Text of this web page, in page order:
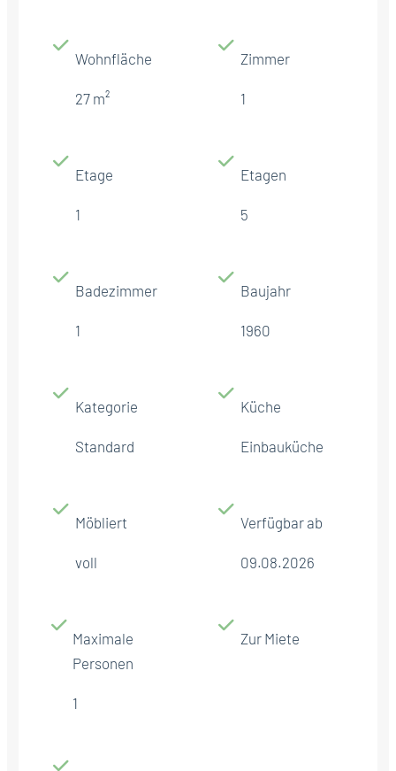
Wohnfläche
27 m²
Zimmer
1
Etage
1
Etagen
5
Badezimmer
1
Baujahr
1960
Kategorie
Standard
Küche
Einbauküche
Möbliert
voll
Verfügbar ab
09.08.2026
Maximale
Personen
1
Zur Miete